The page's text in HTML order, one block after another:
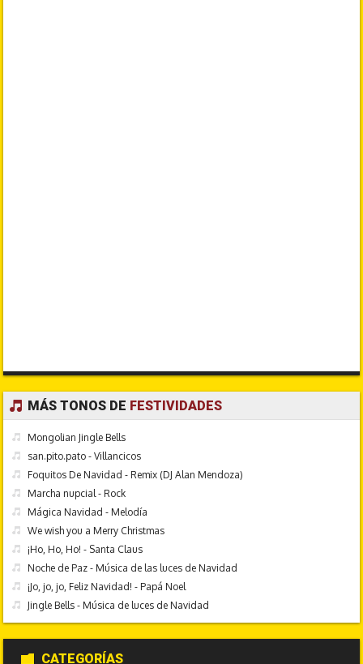
MÁS TONOS DE FESTIVIDADES
Mongolian Jingle Bells
san.pito.pato - Villancicos
Foquitos De Navidad - Remix (DJ Alan Mendoza)
Marcha nupcial - Rock
Mágica Navidad - Melodía
We wish you a Merry Christmas
¡Ho, Ho, Ho! - Santa Claus
Noche de Paz - Música de las luces de Navidad
¡Jo, jo, jo, Feliz Navidad! - Papá Noel
Jingle Bells - Música de luces de Navidad
CATEGORÍAS